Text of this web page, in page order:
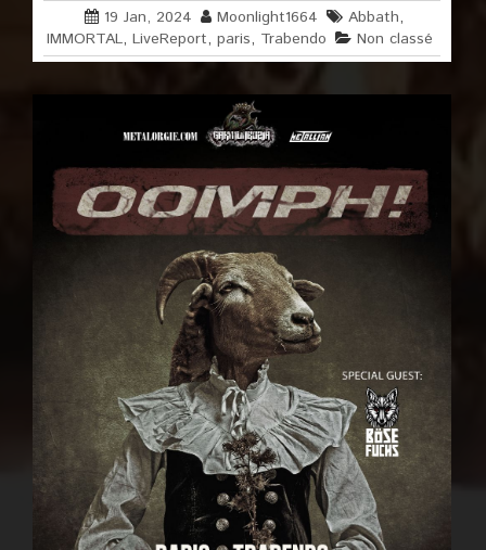
19 Jan, 2024 Moonlight1664 Abbath,
IMMORTAL,LiveReport,paris, Trabendo Non classé